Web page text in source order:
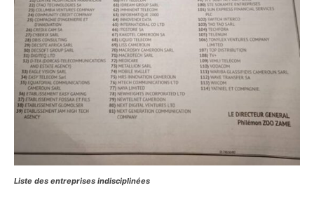
Liste des entreprises indisciplinées